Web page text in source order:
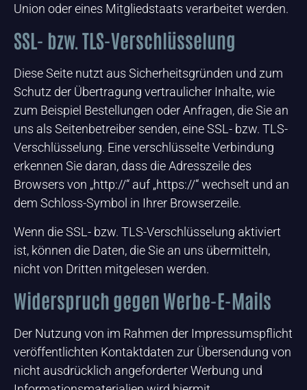
Union oder eines Mitgliedstaats verarbeitet werden.
SSL- bzw. TLS-Verschlüsselung
Diese Seite nutzt aus Sicherheitsgründen und zum
Schutz der Übertragung vertraulicher Inhalte, wie
zum Beispiel Bestellungen oder Anfragen, die Sie an
uns als Seitenbetreiber senden, eine SSL- bzw. TLS-
Verschlüsselung. Eine verschlüsselte Verbindung
erkennen Sie daran, dass die Adresszeile des
Browsers von „http://“ auf „https://“ wechselt und an
dem Schloss-Symbol in Ihrer Browserzeile.
Wenn die SSL- bzw. TLS-Verschlüsselung aktiviert
ist, können die Daten, die Sie an uns übermitteln,
nicht von Dritten mitgelesen werden.
Widerspruch gegen Werbe-E-Mails
Der Nutzung von im Rahmen der Impressumspflicht
veröffentlichten Kontaktdaten zur Übersendung von
nicht ausdrücklich angeforderter Werbung und